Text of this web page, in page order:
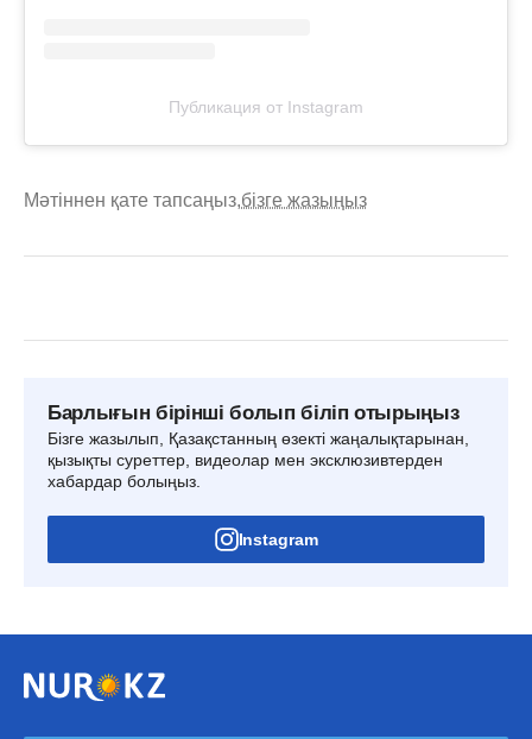
Публикация от Instagram
Мәтіннен қате тапсаңыз,бізге жазыңыз
Барлығын бірінші болып біліп отырыңыз
Бізге жазылып, Қазақстанның өзекті жаңалықтарынан,
қызықты суреттер, видеолар мен эксклюзивтерден
хабардар болыңыз.
Instagram